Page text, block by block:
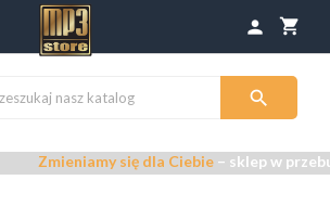
shopping_cart
person

Zmieniamy się dla Ciebie– sklep w